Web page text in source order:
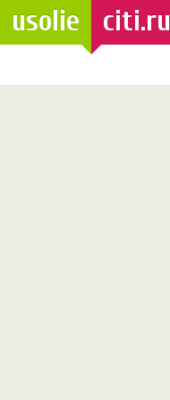
usolie citi.ru